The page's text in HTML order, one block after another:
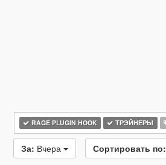
RAGE PLUGIN HOOK ТРЭЙНЕРЫ
За: Вчера Сортировать по: